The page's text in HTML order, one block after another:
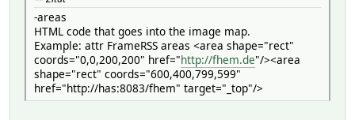
-areas
HTML code that goes into the image map.
Example: attr FrameRSS areas <area shape="rect"
coords="0,0,200,200" href="http://fhem.de"/><area
shape="rect" coords="600,400,799,599"
href="http://has:8083/fhem" target="_top"/>